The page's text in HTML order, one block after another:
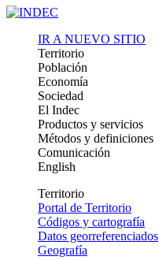
IR A NUEVO SITIO
Territorio
Población
Economía
Sociedad
El Indec
Productos y servicios
Métodos y definiciones
Comunicación
English
Territorio
Portal de Territorio
Códigos y cartografía
Datos georreferenciados
Geografía